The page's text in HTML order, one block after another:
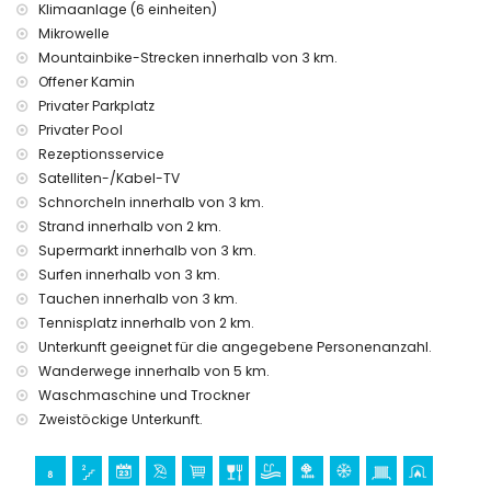
von der Villa)
Zweitnächster Flughafen: Valencia (> 100 Kilometer)
Die Unterkunft ist sehr geeignet für Familien mit Kindern
Einrichtungen und Dienstleistungen im Mietpreis der Villa
inbegriffen
Internet (Glasfaser)
Bügeleisen und Bügelbrett
Bettwäsche und Handtücher
Zentralheizung und Klimaanlage
Einrichtungen und Dienstleistungen gegen Aufpreis
Flughafenservice
Zusatzbett und Kinderbett (auf Anfrage)
Unterhaltung und Freizeitaktivitäten für Ihren Urlaub in
Jávea, Costa Blanca
Bar (innerhalb von 1000 Metern vom Haus)
Kino, Theater, Diskothek, Promenade (El Arenal und Jávea)
(innerhalb von 5 Kilometern vom Haus)
Sehenswürdigkeiten und Kultur in Jávea, Costa Blanca
Klimaanlage (6 einheiten)
Mikrowelle
Mountainbike-Strecken innerhalb von 3 km.
Offener Kamin
Privater Parkplatz
Privater Pool
Rezeptionsservice
Satelliten-/Kabel-TV
Schnorcheln innerhalb von 3 km.
Strand innerhalb von 2 km.
Supermarkt innerhalb von 3 km.
Surfen innerhalb von 3 km.
Tauchen innerhalb von 3 km.
Tennisplatz innerhalb von 2 km.
Unterkunft geeignet für die angegebene Personenanzahl.
Wanderwege innerhalb von 5 km.
Waschmaschine und Trockner
Zweistöckige Unterkunft.